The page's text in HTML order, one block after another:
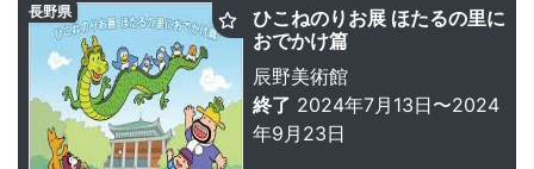
ひこねのりお展 ほたるの里に
おでかけ篇
辰野美術館
終了 2024年7月13日〜2024
年9月23日
長野県